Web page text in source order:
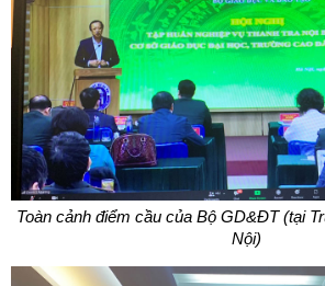
Toàn cảnh điểm cầu của Bộ GD&ĐT (tại
Nội)